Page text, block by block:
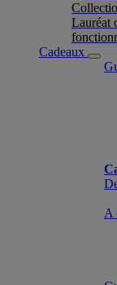
Lauréat
Cadeaux
A